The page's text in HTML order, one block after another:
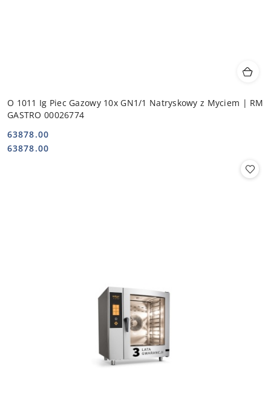
O 1011 Ig Piec Gazowy 10x GN1/1 Natryskowy z Myciem | RM
GASTRO 00026774
Cena:
63878.00
Cena:
63878.00